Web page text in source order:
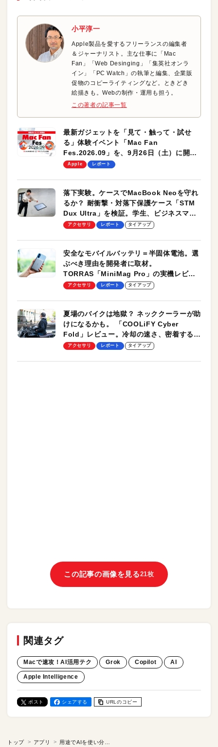
小平淳一
Apple製品を愛するフリーランスの編集者
＆ジャーナリスト。主な仕事に「Mac
Fan」「Web Desinging」「集英社オンラ
イン」「PC Watch」の執筆と編集、企業販
促物のコピーライティングなど。ときどき
絵描きも。Webの制作・運用も担う。
この著者の記事一覧
最新ガジェットを「見て・触って・試せ
る」体験イベント「Mac Fan
Fes.2026.09」を、9月26日（土）に開催
します！
Apple レポート
落下実験。ケースでMacBook Neoを守れ
るか？ 耐衝撃・対落下保護ケース「STM
Dux Ultra」を検証。学生、ビジネスマン
のモバイルユースに最適！
アクセサリ レポート タイアップ
安全なモバイルバッテリ＝半固体電池。選
ぶべき理由を開発者に取材。
TORRAS「MiniMag Pro」の実機レビュ
ーも
アクセサリ レポート タイアップ
夏場のバイクは地獄？ ネッククーラーが助
けになるかも。 「COOLiFY Cyber
Fold」レビュー。冷却の速さ、密着する冷
却プレート、シンプルな操作性がグッド！
アクセサリ レポート タイアップ
この記事の画像を見る21枚
関連タグ
Macで速攻！AI活用テク Grok Copilot AI
Apple Intelligence
ポスト シェアする URLのコピー
トップ アプリ